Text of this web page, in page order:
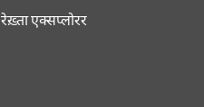
रेख़्ता एक्सप्लोरर